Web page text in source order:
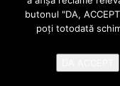
butonul "DA,
poţi totodată